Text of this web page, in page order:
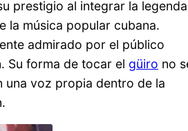
prestigio al integrar la
la música popular cubana.
admirado por el público
Su forma de tocar el güiro no
una voz propia dentro de la